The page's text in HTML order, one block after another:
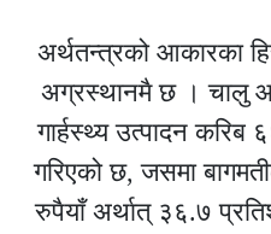
अर्थतन्त्रको आकारका
अग्रस्थानमै छ । चालु
गार्हस्थ्य उत्पादन करिब
गरिएको छ, जसमा
रुपैयाँ अर्थात् ३६.७